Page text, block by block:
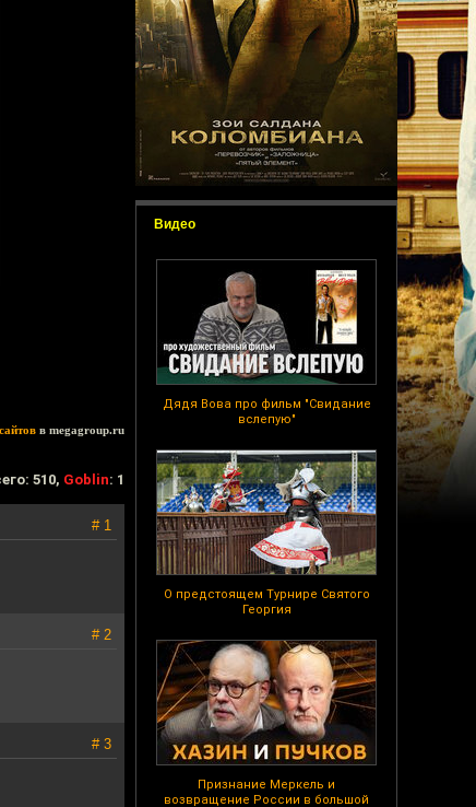
Видео
Дядя Вова про фильм "Свидание
вслепую"
О предстоящем Турнире Святого
Георгия
Признание Меркель и
возвращение России в большой
в megagroup.ru
510, Goblin: 1
# 1
# 2
# 3